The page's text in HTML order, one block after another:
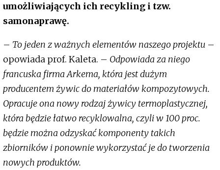
umożliwiających ich recykling i tzw.
samonaprawę.
– To jeden z ważnych elementów naszego projektu –
opowiada prof. Kaleta. – Odpowiada za niego
francuska firma Arkema, która jest dużym
producentem żywic do materiałów kompozytowych.
Opracuje ona nowy rodzaj żywicy termoplastycznej,
która będzie łatwo recyklowalna, czyli w 100 proc.
będzie można odzyskać komponenty takich
zbiorników i ponownie wykorzystać je do tworzenia
nowych produktów.